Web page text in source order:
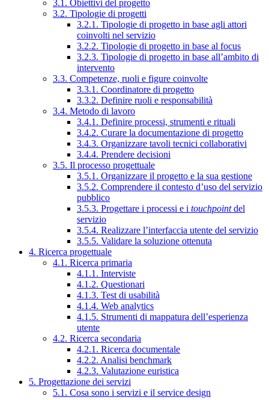
3.1. Obiettivi del progetto
3.2. Tipologie di progetti
3.2.1. Tipologie di progetto in base agli attori
coinvolti nel servizio
3.2.2. Tipologie di progetto in base al focus
3.2.3. Tipologie di progetto in base all’ambito di
intervento
3.3. Competenze, ruoli e figure coinvolte
3.3.1. Coordinatore di progetto
3.3.2. Definire ruoli e responsabilità
3.4. Metodo di lavoro
3.4.1. Definire processi, strumenti e rituali
3.4.2. Curare la documentazione di progetto
3.4.3. Organizzare tavoli tecnici collaborativi
3.4.4. Prendere decisioni
3.5. Il processo progettuale
3.5.1. Organizzare il progetto e la sua gestione
3.5.2. Comprendere il contesto d’uso del servizio
pubblico
3.5.3. Progettare i processi e i touchpointdel
servizio
3.5.4. Realizzare l’interfaccia utente del servizio
3.5.5. Validare la soluzione ottenuta
4. Ricerca progettuale
4.1. Ricerca primaria
4.1.1. Interviste
4.1.2. Questionari
4.1.3. Test di usabilità
4.1.4. Web analytics
4.1.5. Strumenti di mappatura dell’esperienza
utente
4.2. Ricerca secondaria
4.2.1. Ricerca documentale
4.2.2. Analisi benchmark
4.2.3. Valutazione euristica
5. Progettazione dei servizi
5.1. Cosa sono i servizi e il service design